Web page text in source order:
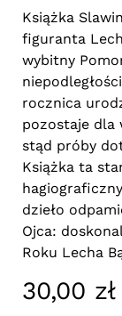
30,00 zł
Książka
figuranta
wybitny
rocznica
pozostaje dla
stąd próby
Książka ta
dzieło
Ojca:
Roku Lecha